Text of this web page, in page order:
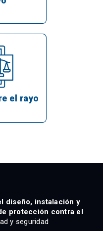
el rayo
diseño, instalación y
protección contra el
y seguridad